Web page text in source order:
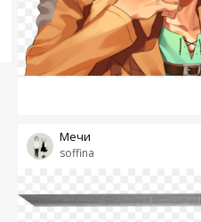
soffina
Мечи